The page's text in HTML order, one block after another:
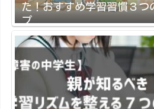
た！おすすめ学習習慣３つ
プ